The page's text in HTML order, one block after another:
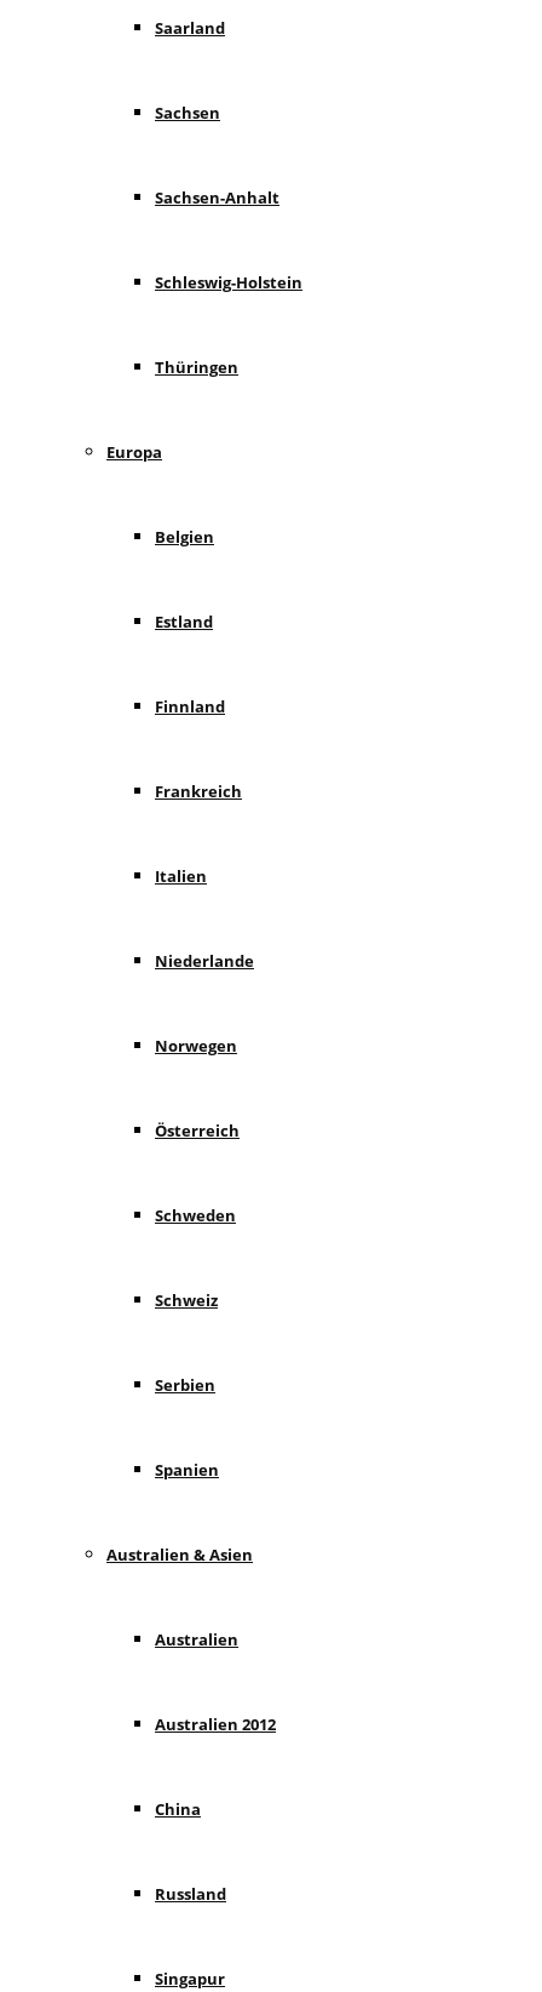
Saarland
Sachsen
Sachsen-Anhalt
Schleswig-Holstein
Thüringen
Europa
Belgien
Estland
Finnland
Frankreich
Italien
Niederlande
Norwegen
Österreich
Schweden
Schweiz
Serbien
Spanien
Australien & Asien
Australien
Australien 2012
China
Russland
Singapur